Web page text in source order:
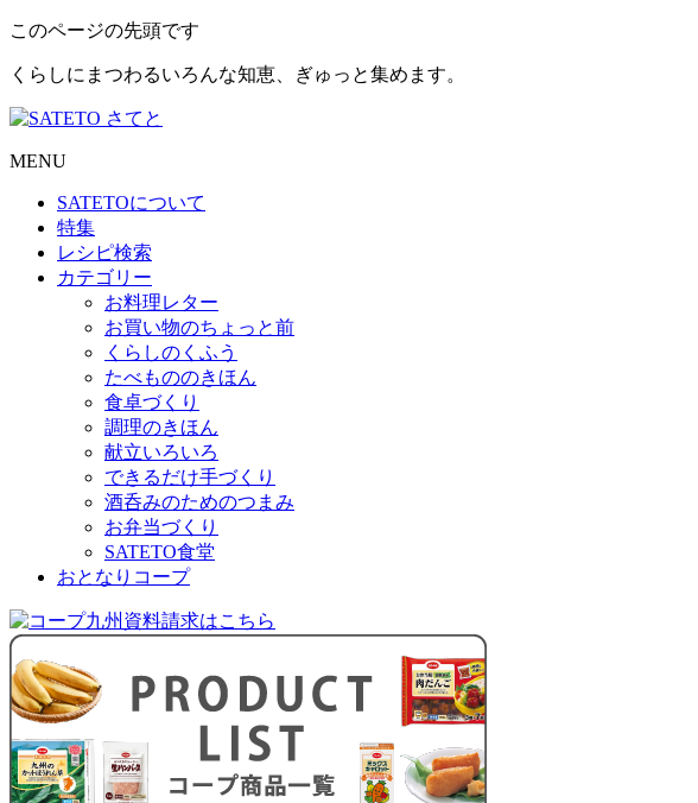
このページの先頭です
くらしにまつわるいろんな知恵、ぎゅっと集めます。
MENU
SATETOについて
特集
レシピ検索
カテゴリー
お料理レター
お買い物のちょっと前
くらしのくふう
たべもののきほん
食卓づくり
調理のきほん
献立いろいろ
できるだけ手づくり
酒呑みのためのつまみ
お弁当づくり
SATETO食堂
おとなりコープ